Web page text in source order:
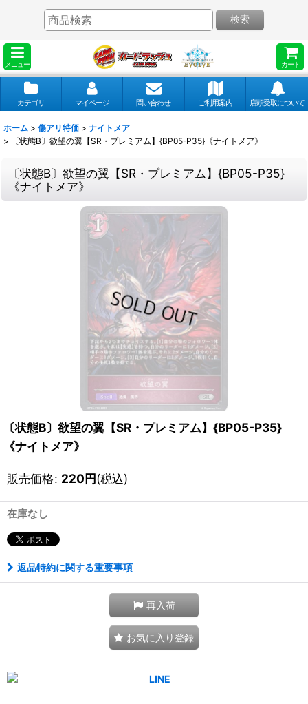
メニュー カート
検索
カテゴリ マイページ 問い合わせ ご利用案内 店頭受取について
ホーム > 傷アリ特価 > ナイトメア
>
〔状態B〕欲望の翼【SR・プレミアム】{BP05-P35}《ナイトメア》
〔状態B〕欲望の翼【SR・プレミアム】{BP05-P35}
《ナイトメア》
〔状態B〕欲望の翼【SR・プレミアム】{BP05-P35}
《ナイトメア》
販売価格: 220円(税込)
在庫なし
返品特約に関する重要事項
再入荷
お気に入り登録